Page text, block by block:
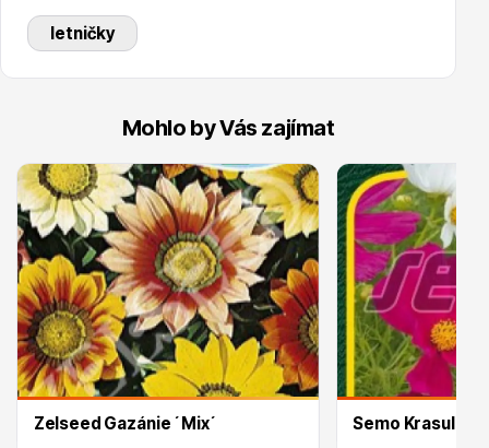
Substráty, hnojiva, kůra
letničky
Mohlo by Vás zajímat
Zelseed Gazánie ´Mix´ Semo Krasulka